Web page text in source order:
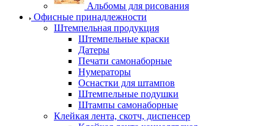
Альбомы для рисования
Офисные принадлежности
Штемпельная продукция
Штемпельные краски
Датеры
Печати самонаборные
Нумераторы
Оснастки для штампов
Штемпельные подушки
Штампы самонаборные
Клейкая лента, скотч, диспенсер